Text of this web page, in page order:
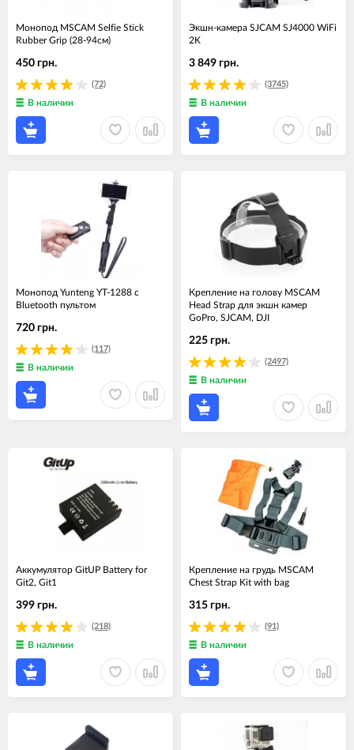
Монопод MSCAM Selfie Stick
Rubber Grip (28-94см)
(72)
450 грн.
В наличии
Экшн-камера SJCAM SJ4000 WiFi
2K
(3745)
3 849 грн.
В наличии
Монопод Yunteng YT-1288 с
Bluetooth пультом
(117)
720 грн.
В наличии
Крепление на голову MSCAM
Head Strap для экшн камер
GoPro, SJCAM, DJI
(2497)
225 грн.
В наличии
Аккумулятор GitUP Battery for
Git2, Git1
(218)
399 грн.
В наличии
Крепление на грудь MSCAM
Chest Strap Kit with bag
(91)
315 грн.
В наличии